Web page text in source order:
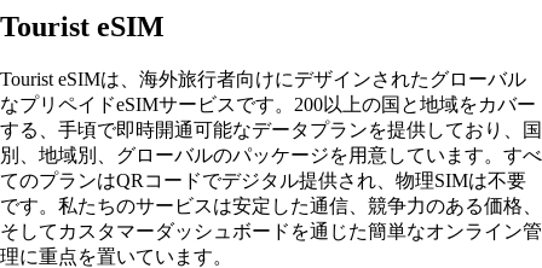
Tourist eSIM
Tourist eSIMは、海外旅行者向けにデザインされたグローバル
なプリペイドeSIMサービスです。200以上の国と地域をカバー
する、手頃で即時開通可能なデータプランを提供しており、国
別、地域別、グローバルのパッケージを用意しています。すべ
てのプランはQRコードでデジタル提供され、物理SIMは不要
です。私たちのサービスは安定した通信、競争力のある価格、
そしてカスタマーダッシュボードを通じた簡単なオンライン管
理に重点を置いています。